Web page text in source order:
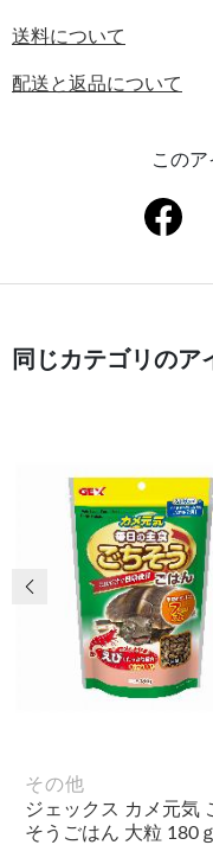
送料について
配送と返品について
この
同じカテゴリのア
その他
ジェックス カメ元気
そうごはん 大粒 180ｇ
前の画像